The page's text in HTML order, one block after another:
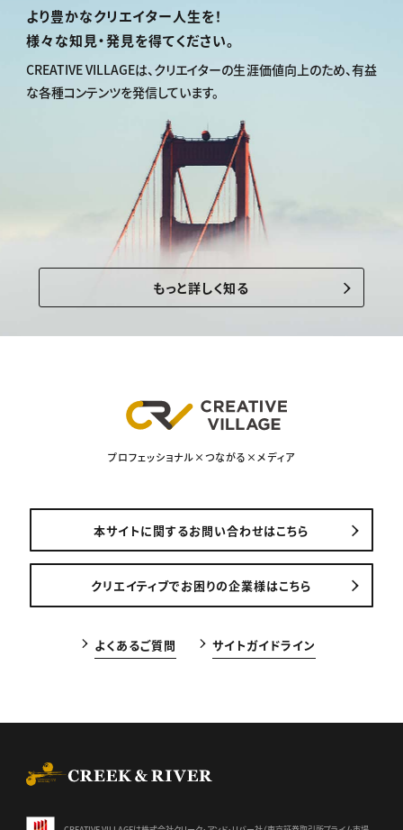
より豊かなクリエイター人生を！
様々な知見・発見を得てください。
CREATIVE VILLAGEは、クリエイターの生涯価値向上のため、有益
な各種コンテンツを発信しています。
もっと詳しく知る
プロフェッショナル×つながる×メディア
本サイトに関するお問い合わせはこちら
クリエイティブでお困りの企業様はこちら
よくあるご質問 サイトガイドライン